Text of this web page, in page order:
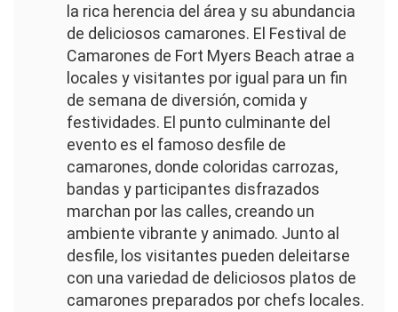
la rica herencia del área y su abundancia
de deliciosos camarones. El Festival de
Camarones de Fort Myers Beach atrae a
locales y visitantes por igual para un fin
de semana de diversión, comida y
festividades. El punto culminante del
evento es el famoso desfile de
camarones, donde coloridas carrozas,
bandas y participantes disfrazados
marchan por las calles, creando un
ambiente vibrante y animado. Junto al
desfile, los visitantes pueden deleitarse
con una variedad de deliciosos platos de
camarones preparados por chefs locales.